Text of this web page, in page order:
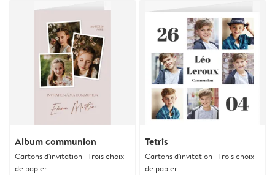
Album communion
Cartons d'invitation | Trois choix
de papier
Tetris
Cartons d'invitation | Trois choix
de papier